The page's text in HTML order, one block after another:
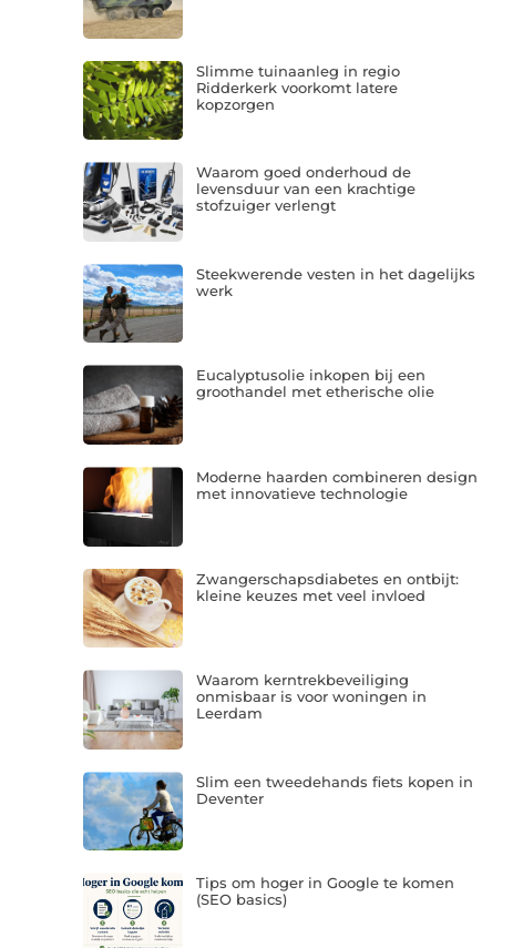
Slimme tuinaanleg in regio
Ridderkerk voorkomt latere
kopzorgen
Waarom goed onderhoud de
levensduur van een krachtige
stofzuiger verlengt
Steekwerende vesten in het dagelijks
werk
Eucalyptusolie inkopen bij een
groothandel met etherische olie
Moderne haarden combineren design
met innovatieve technologie
Zwangerschapsdiabetes en ontbijt:
kleine keuzes met veel invloed
Waarom kerntrekbeveiliging
onmisbaar is voor woningen in
Leerdam
Slim een tweedehands fiets kopen in
Deventer
Tips om hoger in Google te komen
(SEO basics)